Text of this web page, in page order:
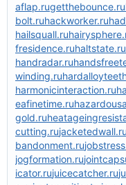
aflap.rugetthebounce.ru
bolt.ruhackworker.ru
hailsquall.ru
fresidence.ruhaltstate.ru
handradar.ru
winding.ru
harmonicinteraction.ru
eafinetime.ru
gold.ru
cutting.rujacketedwall.ru
bandonment.ru
jogformation.ru
icator.rujuicecatcher.ru